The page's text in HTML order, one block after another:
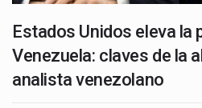
Estados Unidos eleva la
Venezuela: claves de la
analista venezolano